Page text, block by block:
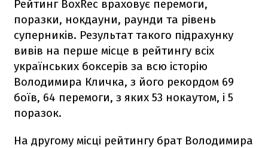
Рейтинг BoxRec враховує перемоги,
поразки, нокдауни, раунди та рівень
суперників. Результат такого підрахунку
вивів на перше місце в рейтингу всіх
українських боксерів за всю історію
Володимира Кличка, з його рекордом 69
боїв, 64 перемоги, з яких 53 нокаутом, і 5
поразок.
На другому місці рейтингу брат Володимира